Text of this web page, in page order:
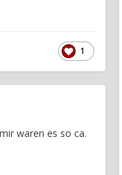
1
waren es so ca.